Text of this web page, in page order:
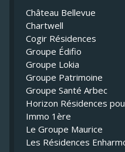
Château Bellevue
Chartwell
Cogir Résidences
Groupe Édifio
Groupe Lokia
Groupe Patrimoine
Groupe Santé Arbec
Horizon Résidences
Immo 1ère
Le Groupe Maurice
Les Résidences